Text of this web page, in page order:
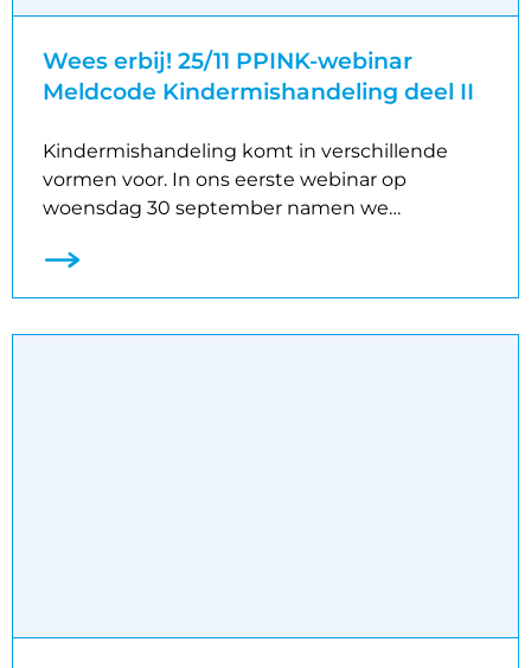
Wees erbij! 25/11 PPINK-webinar
Meldcode Kindermishandeling deel II
Kindermishandeling komt in verschillende
vormen voor. In ons eerste webinar op
woensdag 30 september namen we…